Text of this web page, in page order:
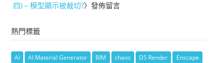
四) – 模型顯示被裁切?〉發佈留言
熱門標籤
AI AI Material Generator BIM chaos D5 Render
Enscape